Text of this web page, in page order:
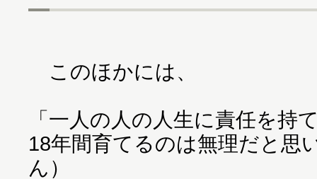
このほかには、
「一人の人の人生に責任を持
18年間育てるのは無理だと思
ん）